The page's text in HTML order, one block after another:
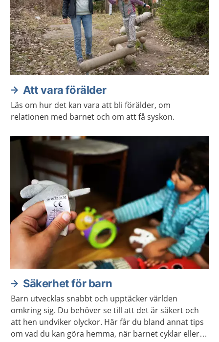
Att vara förälder
Läs om hur det kan vara att bli förälder, om
relationen med barnet och om att få syskon.
Säkerhet för barn
Barn utvecklas snabbt och upptäcker världen
omkring sig. Du behöver se till att det är säkert och
att hen undviker olyckor. Här får du bland annat tips
om vad du kan göra hemma, när barnet cyklar eller